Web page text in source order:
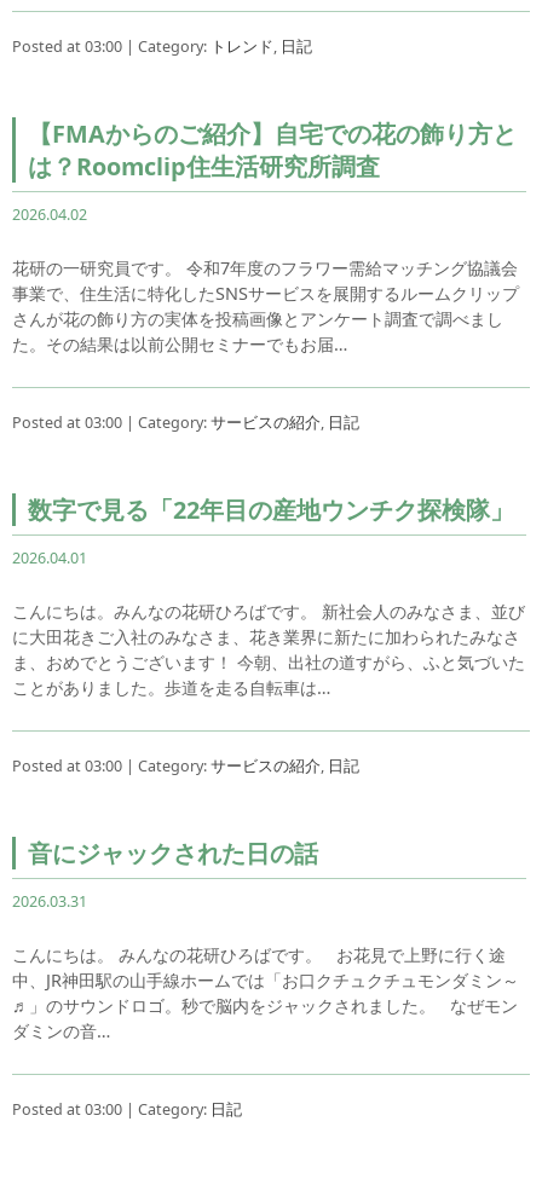
Posted at 03:00 | Category: トレンド, 日記
【FMAからのご紹介】自宅での花の飾り方と
は？Roomclip住生活研究所調査
2026.04.02
花研の一研究員です。 令和7年度のフラワー需給マッチング協議会
事業で、住生活に特化したSNSサービスを展開するルームクリップ
さんが花の飾り方の実体を投稿画像とアンケート調査で調べまし
た。その結果は以前公開セミナーでもお届…
Posted at 03:00 | Category:サービスの紹介, 日記
数字で見る「22年目の産地ウンチク探検隊」
2026.04.01
こんにちは。みんなの花研ひろばです。 新社会人のみなさま、並び
に大田花きご入社のみなさま、花き業界に新たに加わられたみなさ
ま、おめでとうございます！ 今朝、出社の道すがら、ふと気づいた
ことがありました。歩道を走る自転車は…
Posted at 03:00 | Category:サービスの紹介, 日記
音にジャックされた日の話
2026.03.31
こんにちは。 みんなの花研ひろばです。 お花見で上野に行く途
中、JR神田駅の山手線ホームでは「お口クチュクチュモンダミン～
♬」のサウンドロゴ。秒で脳内をジャックされました。 なぜモン
ダミンの音…
Posted at 03:00 | Category: 日記